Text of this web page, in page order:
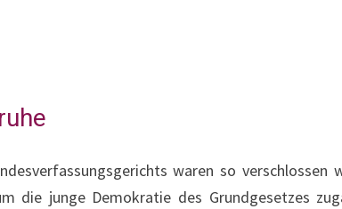
waren so
die junge Demokratie des Grundgesetzes